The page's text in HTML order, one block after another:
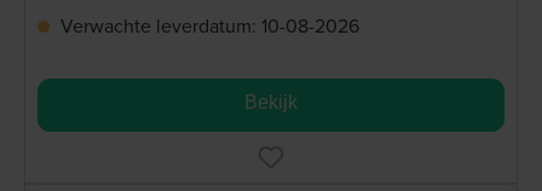
Verwachte leverdatum: 10-08-2026
Bekijk